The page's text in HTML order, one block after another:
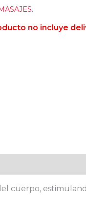
no incluye
cuerpo,